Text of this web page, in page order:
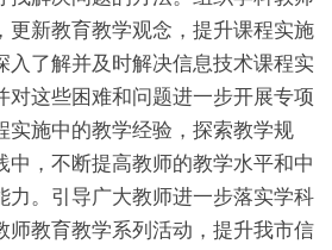
更新教育教学观念，提升课程实施
入了解并及时解决信息技术课程实
对这些困难和问题进一步开展专项
实施中的教学经验，探索教学规
中，不断提高教师的教学水平和中
力。引导广大教师进一步落实学科
师教育教学系列活动，提升我市信